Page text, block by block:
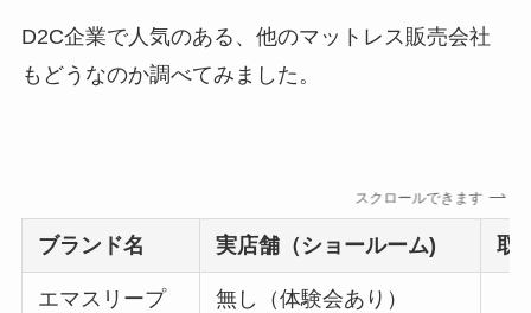
D2C企業で人気のある、他のマットレス販売会社
もどうなのか調べてみました。
スクロールできます
ブランド名 実店舗（ショールーム) 取
エマスリープ 無し（体験会あり）